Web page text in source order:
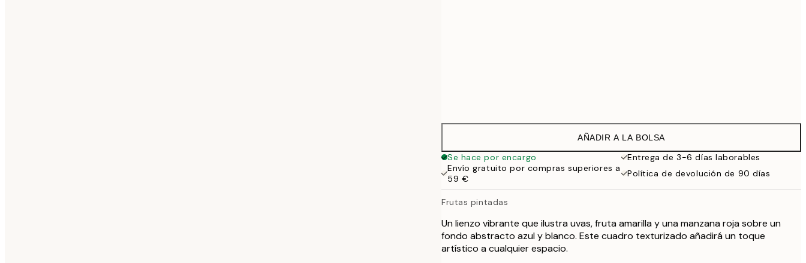
AÑADIR A LA BOLSA
Se hace por encargo
Entrega de 3-6 días laborables
Envío gratuito por compras superiores a
59 €
Política de devolución de 90 días
Frutas pintadas
Un lienzo vibrante que ilustra uvas, fruta amarilla y una manzana roja sobre un
fondo abstracto azul y blanco. Este cuadro texturizado añadirá un toque
artístico a cualquier espacio.